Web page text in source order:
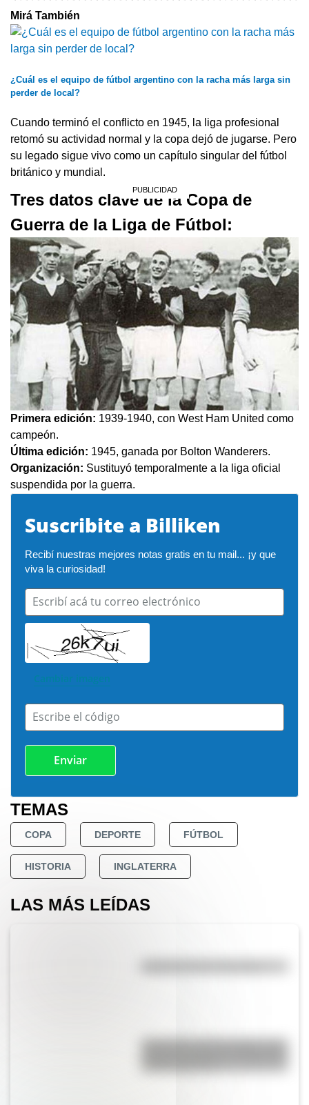
Mirá También
¿Cuál es el equipo de fútbol argentino con la racha más larga sin
perder de local?
Cuando terminó el conflicto en 1945, la liga profesional
retomó su actividad normal y la copa dejó de jugarse. Pero
su legado sigue vivo como un capítulo singular del fútbol
británico y mundial.
Tres datos clave de la Copa de
Guerra de la Liga de Fútbol:
Primera edición: 1939-1940, con West Ham United como
campeón.
Última edición: 1945, ganada por Bolton Wanderers.
Organización: Sustituyó temporalmente a la liga oficial
suspendida por la guerra.
Suscribite a Billiken
Recibí nuestras mejores notas gratis en tu mail... ¡y que
viva la curiosidad!
Escribí acá tu correo electrónico
Cambiar imagen
Escribe el código
TEMAS
COPA DEPORTE FÚTBOL
HISTORIA INGLATERRA
LAS MÁS LEÍDAS
Efemérides del 6 de agosto: tres
un día como hoy